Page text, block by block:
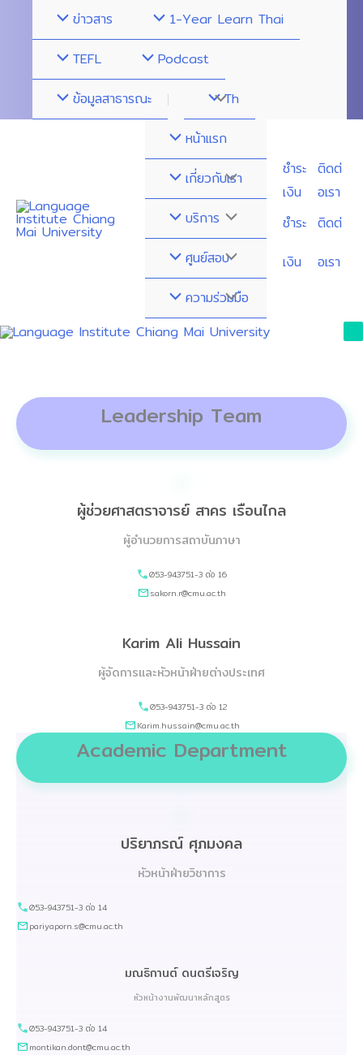
ข่าวสาร
1-Year Learn Thai
TEFL
Podcast
ข้อมูลสาธารณะ
Th
Menu
Toggle
หน้าแรก
เกี่ยวกับเรา
Menu
Toggle
บริการMenu
Toggle
ศูนย์สอบ
Menu
Toggle
ความร่วมมือ
Menu
Toggle
ชำระ
เงิน
ชำระ
เงิน
ติดต่
อเรา
ติดต่
อเรา
Leadership Team
ผู้ช่วยศาสตราจารย์ สาคร เรือนไกล
ผู้อำนวยการสถาบันภาษา
053-943751-3 ต่อ 16
sakorn.r@cmu.ac.th
Karim Ali Hussain
ผู้จัดการและหัวหน้าฝ่ายต่างประเทศ
053-943751-3 ต่อ 12
Karim.hussain@cmu.ac.th
Academic Department
ปริยาภรณ์ ศุภมงคล
หัวหน้าฝ่ายวิชาการ
053-943751-3 ต่อ 14
pariyaporn.s@cmu.ac.th
มณธิกานต์ ดนตรีเจริญ
หัวหน้างานพัฒนาหลักสูตร
053-943751-3 ต่อ 14
montikan.dont@cmu.ac.th